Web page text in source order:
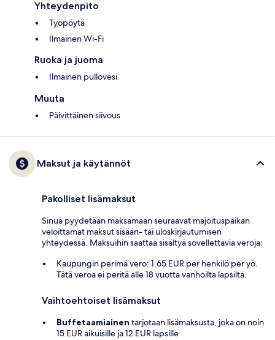
Yhteydenpito
Työpöytä
Ilmainen Wi-Fi
Ruoka ja juoma
Ilmainen pullovesi
Muuta
Päivittäinen siivous
Maksut ja käytännöt
Pakolliset lisämaksut
Sinua pyydetään maksamaan seuraavat majoituspaikan
veloittamat maksut sisään- tai uloskirjautumisen
yhteydessä. Maksuihin saattaa sisältyä sovellettavia veroja:
Kaupungin perimä vero: 1.65 EUR per henkilö per yö.
Tätä veroa ei peritä alle 18 vuotta vanhoilta lapsilta.
Vaihtoehtoiset lisämaksut
Buffetaamiainen tarjotaan lisämaksusta, joka on noin
15 EUR aikuisille ja 12 EUR lapsille